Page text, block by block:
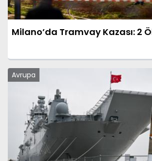
Milano’da Tramvay Kazası: 2
Avrupa